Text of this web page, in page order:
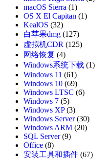
macOS Sierra (1)
OS X El Capitan (1)
KealOS (32)
白苹果dmg (127)
虚拟机CDR (125)
网络恢复 (4)
Windows系统下载 (1)
Windows 11 (61)
Windows 10 (69)
Windows LTSC (6)
Windows 7 (5)
Windows XP(3)
Windows Server(30)
Windows ARM (20)
SQL Server(9)
Office (8)
安装工具和插件 (67)